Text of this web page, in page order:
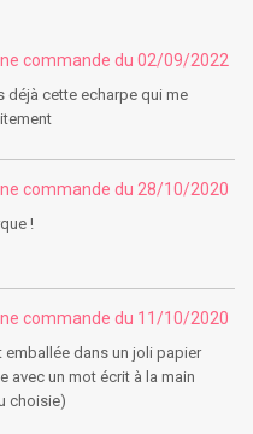
commande du 02/09/2022
déjà cette echarpe qui me
commande du 28/10/2020
!
commande du 11/10/2020
emballée dans un joli papier
avec un mot écrit à la main
choisie)